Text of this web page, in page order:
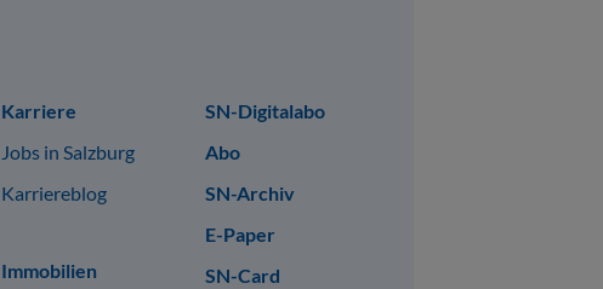
Karriere
Jobs in Salzburg
Karriereblog
Immobilien
SN-Digitalabo
Abo
SN-Archiv
E-Paper
SN-Card